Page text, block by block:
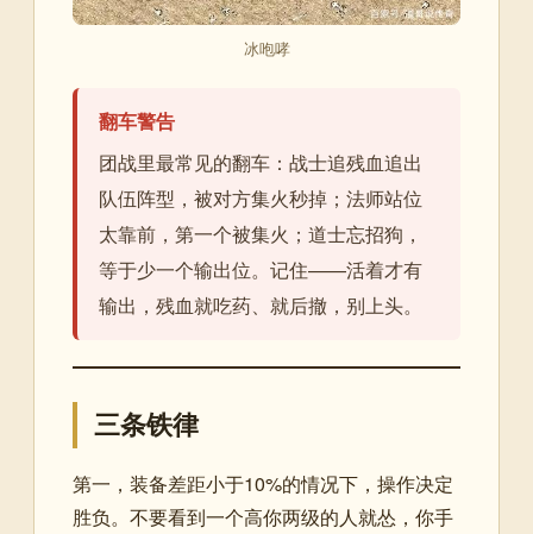
冰咆哮
翻车警告
团战里最常见的翻车：战士追残血追出
队伍阵型，被对方集火秒掉；法师站位
太靠前，第一个被集火；道士忘招狗，
等于少一个输出位。记住——活着才有
输出，残血就吃药、就后撤，别上头。
三条铁律
第一，装备差距小于10%的情况下，操作决定
胜负。不要看到一个高你两级的人就怂，你手